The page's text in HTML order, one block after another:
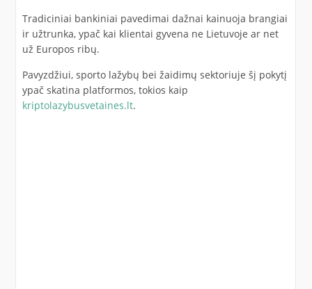
Tradiciniai bankiniai pavedimai dažnai kainuoja brangiai
ir užtrunka, ypač kai klientai gyvena ne Lietuvoje ar net
už Europos ribų.
Pavyzdžiui, sporto lažybų bei žaidimų sektoriuje šį pokytį
ypač skatina platformos, tokios kaip
kriptolazybusvetaines.lt.